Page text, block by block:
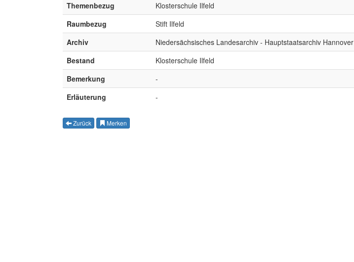
Themenbezug
Klosterschule Ilfeld
Raumbezug
Stift Ilfeld
Archiv
Niedersächsisches Landesarchiv - Hauptstaatsarchiv Hannover
Bestand
Klosterschule Ilfeld
Bemerkung
-
Erläuterung
-
Zurück Merken